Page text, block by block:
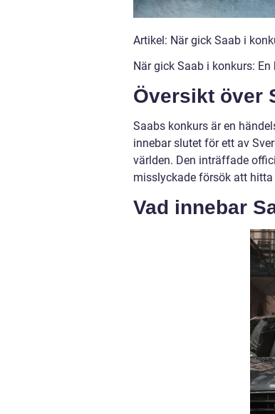
Artikel: När gick Saab i
När gick Saab i konkurs:
Översikt över
Saabs konkurs är en
innebar slutet för ett av
världen. Den inträffade
misslyckade försök att
Vad innebar